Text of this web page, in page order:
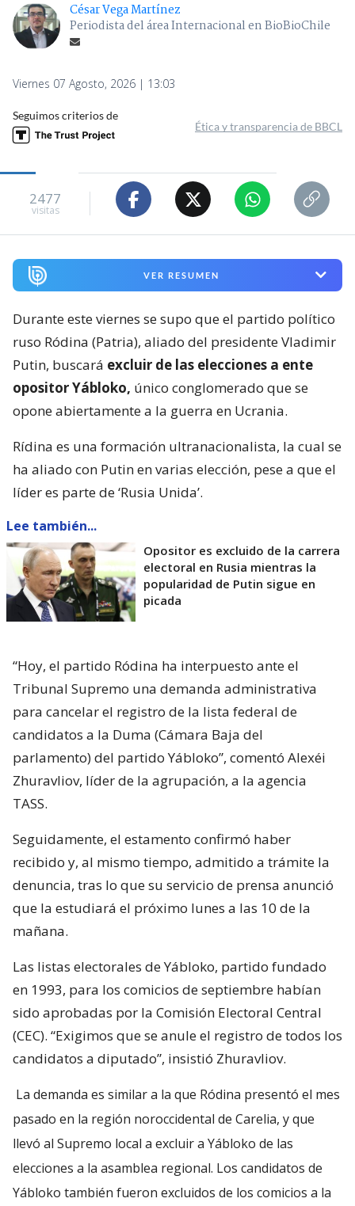
César Vega Martínez
Periodista del área Internacional en BioBioChile
Viernes 07 Agosto, 2026 | 13:03
Seguimos criterios de
Ética y transparencia de BBCL
2477
visitas
VER RESUMEN
Durante este viernes se supo que el partido político
ruso Ródina (Patria), aliado del presidente Vladimir
Putin, buscará excluir de las elecciones a ente
opositor Yábloko, único conglomerado que se
opone abiertamente a la guerra en Ucrania.
Rídina es una formación ultranacionalista, la cual se
ha aliado con Putin en varias elección, pese a que el
líder es parte de ‘Rusia Unida’.
Lee también...
Opositor es excluido de la carrera
electoral en Rusia mientras la
popularidad de Putin sigue en
picada
“Hoy, el partido Ródina ha interpuesto ante el
Tribunal Supremo una demanda administrativa
para cancelar el registro de la lista federal de
candidatos a la Duma (Cámara Baja del
parlamento) del partido Yábloko”, comentó Alexéi
Zhuravliov, líder de la agrupación, a la agencia
TASS.
Seguidamente, el estamento confirmó haber
recibido y, al mismo tiempo, admitido a trámite la
denuncia, tras lo que su servicio de prensa anunció
que la estudiará el próximo lunes a las 10 de la
mañana.
Las listas electorales de Yábloko, partido fundado
en 1993, para los comicios de septiembre habían
sido aprobadas por la Comisión Electoral Central
(CEC). “Exigimos que se anule el registro de todos los
candidatos a diputado”, insistió Zhuravliov.
La demanda es similar a la que Ródina presentó el mes
pasado en la región noroccidental de Carelia, y que
llevó al Supremo local a excluir a Yábloko de las
elecciones a la asamblea regional. Los candidatos de
Yábloko también fueron excluidos de los comicios a la